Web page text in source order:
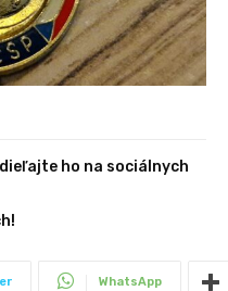
ho na sociálnych
WhatsApp